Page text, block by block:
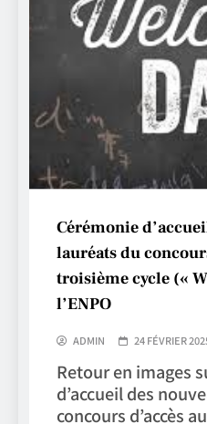
Cérémonie
lauréats du
troisième cycle («
l’ENPO
ADMIN 24 FÉVRIER
Retour en images
d’accueil des
concours d’accès